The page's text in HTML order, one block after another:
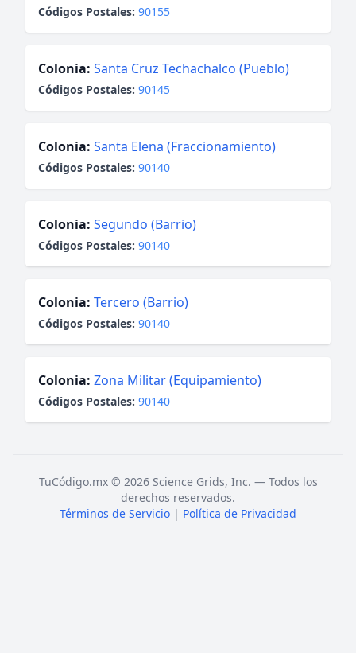
Códigos Postales: 90155
Colonia: Santa Cruz Techachalco (Pueblo)
Códigos Postales: 90145
Colonia: Santa Elena (Fraccionamiento)
Códigos Postales: 90140
Colonia: Segundo (Barrio)
Códigos Postales: 90140
Colonia: Tercero (Barrio)
Códigos Postales: 90140
Colonia: Zona Militar (Equipamiento)
Códigos Postales: 90140
TuCódigo.mx © 2026 Science Grids, Inc. — Todos los
derechos reservados.
Términos de Servicio | Política de Privacidad